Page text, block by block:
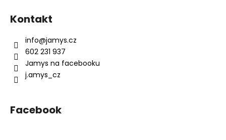
Kontakt
info@jamys.cz
602 231 937
Jamys na facebooku
j.amys_cz
Facebook